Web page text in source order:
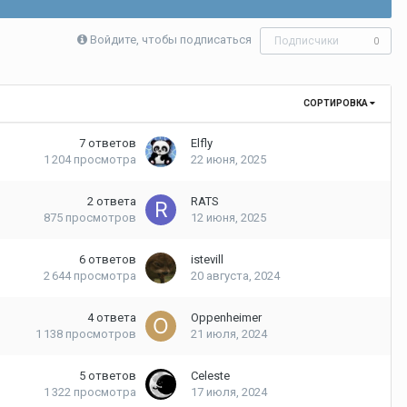
Войдите, чтобы подписаться Подписчики 0
СОРТИРОВКА
7 ответов
1 204 просмотра
Elfly
22 июня, 2025
2 ответа
875 просмотров
RATS
12 июня, 2025
6 ответов
2 644 просмотра
istevill
20 августа, 2024
4 ответа
1 138 просмотров
Oppenheimer
21 июля, 2024
5 ответов
1 322 просмотра
Celeste
17 июля, 2024